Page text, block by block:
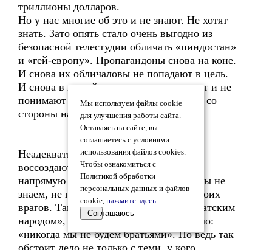
триллионы долларов.
Но у нас многие об это и не знают. Не хотят
знать. Зато опять стало очень выгодно из
безопасной телестудии обличать «пиндостан»
и «гей-европу». Пропагандоны снова на коне.
И снова их обличаловы не попадают в цель.
И снова в нашей стране недооценивают и не
понимают ОГРОМНУЮ ОПАСНОСТЬ со
стороны наших западных недругов.
Неадекватная картина мира, которую
воссоздают СМИ при авторитаризме,
напрямую влияет и на безопасность. Мы не
знаем, не понимаем, недооцениваем своих
врагов. Так, многие считали укров «братским
народом», пока в морду нам не полетело:
«никогда мы не будем братьями». Но ведь так
обстоит дело не только с теми, у кого
Мы используем файлы cookie
для улучшения работы сайта.
Оставаясь на сайте, вы
соглашаетесь с условиями
использования файлов cookies.
Чтобы ознакомиться с
Политикой обработки
персональных данных и файлов
cookie, нажмите здесь.
Соглашаюсь